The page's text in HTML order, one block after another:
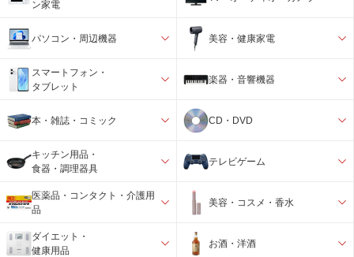
ン家電
パソコン・周辺機器 美容・健康家電
スマートフォン・
タブレット
楽器・音響機器
本・雑誌・コミック CD・DVD
キッチン用品・
食器・調理器具
テレビゲーム
医薬品・コンタクト・介護用
品
美容・コスメ・香水
ダイエット・
健康用品
お酒・洋酒